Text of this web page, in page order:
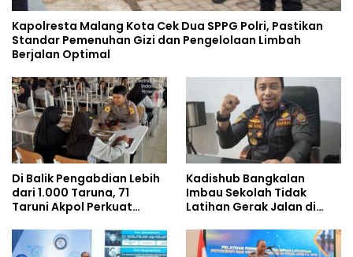
Kapolresta Malang Kota Cek Dua SPPG Polri, Pastikan
Standar Pemenuhan Gizi dan Pengelolaan Limbah
Berjalan Optimal
Di Balik Pengabdian Lebih
dari 1.000 Taruna, 71
Taruni Akpol Perkuat
Siswa Sekolah Rakyat
Kadishub Bangkalan
Imbau Sekolah Tidak
Latihan Gerak Jalan di